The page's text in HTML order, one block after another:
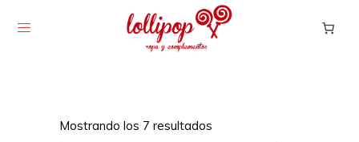
Mostrando los 7 resultados